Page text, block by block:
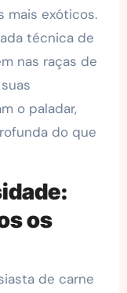
mais exóticos.
técnica de
nas raças de
o paladar,
do que
os
de carne